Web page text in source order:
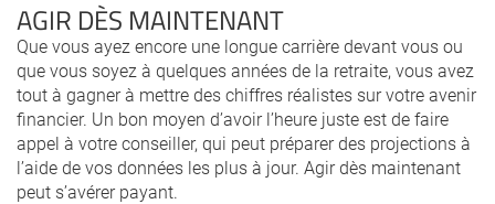
AGIR DÈS MAINTENANT
Que vous ayez encore une longue carrière devant vous ou
que vous soyez à quelques années de la retraite, vous avez
tout à gagner à mettre des chiffres réalistes sur votre avenir
financier. Un bon moyen d’avoir l’heure juste est de faire
appel à votre conseiller, qui peut préparer des projections à
l’aide de vos données les plus à jour. Agir dès maintenant
peut s’avérer payant.